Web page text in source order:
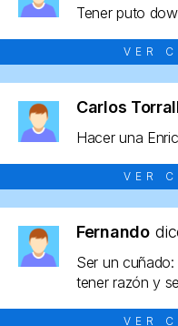
Tener puto
VER
Carlos
Hacer una
VER
Fernando
Ser un
tener razón y
VER